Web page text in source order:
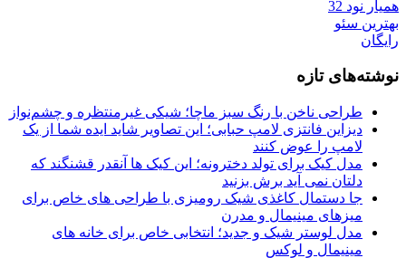
همیار نود 32
بهترین سئو
رایگان
نوشته‌های تازه
طراحی ناخن با رنگ سبز ماچا؛ شیکی غیرمنتظره و چشم‌نواز
دیزاین فانتزی لامپ حبابی؛ این تصاویر شاید ایده شما از یک
لامپ را عوض کنند
مدل کیک برای تولد دخترونه؛ این کیک ها آنقدر قشنگند که
دلتان نمی آید برش بزنید
جا دستمال کاغذی شیک رومیزی با طراحی های خاص برای
میزهای مینیمال و مدرن
مدل لوستر شیک و جدید؛ انتخابی خاص برای خانه های
مینیمال و لوکس